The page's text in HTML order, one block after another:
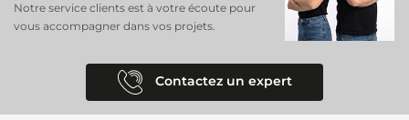
Notre service clients est à votre écoute pour
vous accompagner dans vos projets.
Contactez un expert